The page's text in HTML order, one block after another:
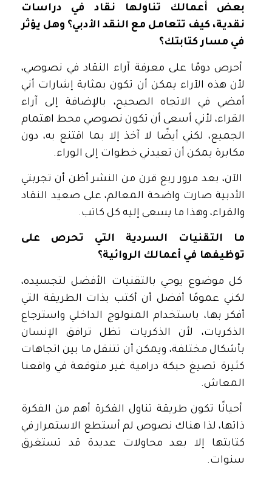
بعض أعمالك تناولها نقاد في دراسات
نقدية، كيف تتعامل مع النقد الأدبي؟ وهل يؤثر
في مسار كتابتك؟
أحرص دومًا على معرفة آراء النقاد في نصوصي،
لأن هذه الآراء يمكن أن تكون بمثابة إشارات أني
أمضي في الاتجاه الصحيح، بالإضافة إلى آراء
القراء، لأني أسعى أن تكون نصوصي محط اهتمام
الجميع، لكني أيضًا لا آخذ إلا بما اقتنع به، دون
مكابرة يمكن أن تعيدني خطوات إلى الوراء.
الآن، بعد مرور ربع قرن من النشر أظن أن تجربتي
الأدبية صارت واضحة المعالم، على صعيد النقاد
والقراء، وهذا ما يسعى إليه كل كاتب.
ما التقنيات السردية التي تحرص على
توظيفها في أعمالك الروائية؟
كل موضوع يوحي بالتقنيات الأفضل لتجسيده،
لكني عمومًا أفضل أن أكتب بذات الطريقة التي
أفكر بها، باستخدام المنولوج الداخلي واسترجاع
الذكريات، لأن الذكريات تظل ترافق الإنسان
بأشكال مختلفة، ويمكن أن تتنقل ما بين اتجاهات
كثيرة تصيغ حبكة درامية غير متوقعة في واقعنا
المعاش.
أحيانًا تكون طريقة تناول الفكرة أهم من الفكرة
ذاتها، لذا هناك نصوص لم أستطع الاستمرار في
كتابتها إلا بعد محاولات عديدة قد تستغرق
سنوات.